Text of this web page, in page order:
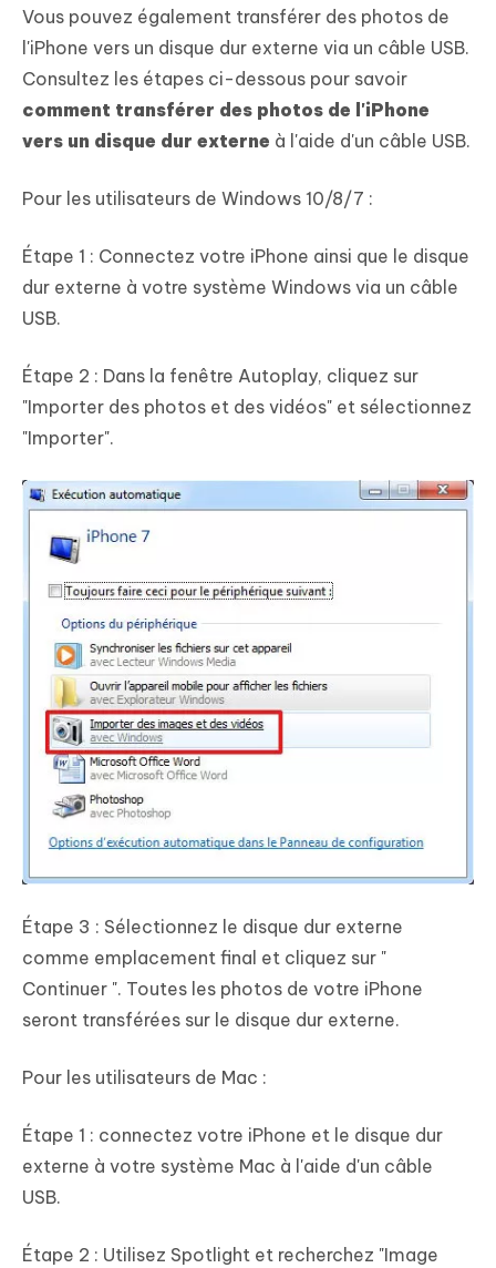
Vous pouvez également transférer des photos de
l'iPhone vers un disque dur externe via un câble USB.
Consultez les étapes ci-dessous pour savoir
comment transférer des photos de l'iPhone
vers un disque dur externe à l'aide d'un câble USB.
Pour les utilisateurs de Windows 10/8/7 :
Étape 1 : Connectez votre iPhone ainsi que le disque
dur externe à votre système Windows via un câble
USB.
Étape 2 : Dans la fenêtre Autoplay, cliquez sur
"Importer des photos et des vidéos" et sélectionnez
"Importer".
Étape 3 : Sélectionnez le disque dur externe
comme emplacement final et cliquez sur "
Continuer ". Toutes les photos de votre iPhone
seront transférées sur le disque dur externe.
Pour les utilisateurs de Mac :
Étape 1 : connectez votre iPhone et le disque dur
externe à votre système Mac à l'aide d'un câble
USB.
Étape 2 : Utilisez Spotlight et recherchez "Image